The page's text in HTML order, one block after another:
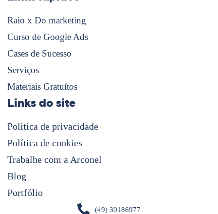
Raio x Do marketing
Curso de Google Ads
Cases de Sucesso
Serviços
Materiais Gratuítos
Links do site
Politica de privacidade
Política de cookies
Trabalhe com a Arconel
Blog
Portfólio
(49) 30186977